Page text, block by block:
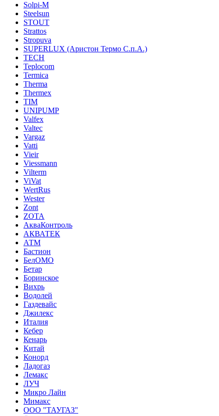
Solpi-M
Steelsun
STOUT
Strattos
Stropuva
SUPERLUX (Аристон Термо С.п.А.)
TECH
Teplocom
Termica
Therma
Thermex
TIM
UNIPUMP
Valfex
Valtec
Vargaz
Vatti
Vieir
Viessmann
Vilterm
ViVat
WertRus
Wester
Zont
ZOTA
АкваКонтроль
АКВАТЕК
АТМ
Бастион
БелОМО
Бетар
Боринское
Вихрь
Водолей
Газдевайс
Джилекс
Италия
Кебер
Кенарь
Китай
Конорд
Ладогаз
Лемакс
ЛУЧ
Микро Лайн
Мимакс
ООО "ТАУГАЗ"